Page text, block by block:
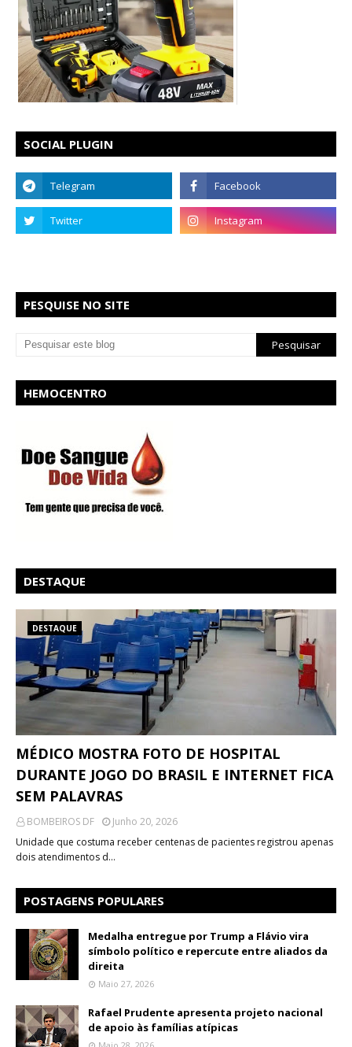
SOCIAL PLUGIN
PESQUISE NO SITE
HEMOCENTRO
DESTAQUE
DESTAQUE
MÉDICO MOSTRA FOTO DE HOSPITAL
DURANTE JOGO DO BRASIL E INTERNET FICA
SEM PALAVRAS
BOMBEIROS DF
Junho 20, 2026
Unidade que costuma receber centenas de pacientes registrou apenas
dois atendimentos d…
POSTAGENS POPULARES
Medalha entregue por Trump a Flávio vira
símbolo político e repercute entre aliados da
direita
Maio 27, 2026
Rafael Prudente apresenta projeto nacional
de apoio às famílias atípicas